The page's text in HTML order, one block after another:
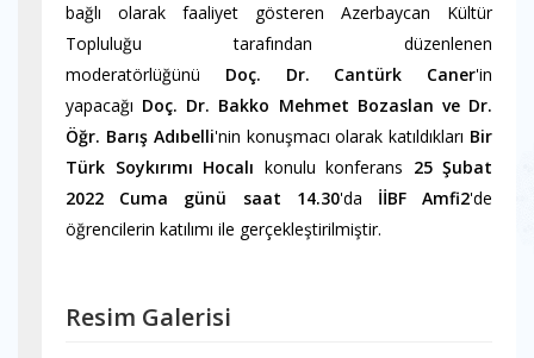
bağlı olarak faaliyet gösteren Azerbaycan Kültür
Topluluğu tarafından düzenlenen
moderatörlüğünü Doç. Dr. Cantürk Caner'in
yapacağı Doç. Dr. Bakko Mehmet Bozaslan ve Dr.
Öğr. Barış Adıbelli'nin konuşmacı olarak katıldıkları Bir
Türk Soykırımı Hocalı konulu konferans 25 Şubat
2022
Cuma günü saat 14.30'da İİBF Amfi2'de
öğrencilerin katılımı ile gerçekleştirilmiştir.
Resim Galerisi